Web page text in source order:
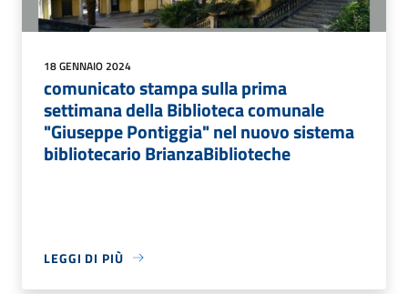
18 GENNAIO 2024
comunicato stampa sulla prima
settimana della Biblioteca comunale
"Giuseppe Pontiggia" nel nuovo sistema
bibliotecario BrianzaBiblioteche
LEGGI DI PIÙ